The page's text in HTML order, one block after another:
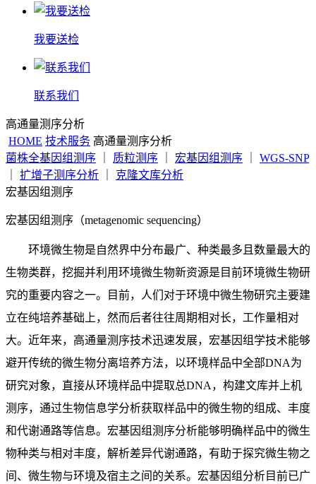
我要送检
联系我们
高通量测序分析
HOME 技术服务 高通量测序分析
菌株全基因组测序
质粒测序 宏基因组测序
WGS-SNP
扩增子测序分析
克隆文库分析
宏基因组测序
宏基因组测序（metagenomic sequencing）
环境微生物是自然界中分布最广、种类最多且数量最大的
生物类群，挖掘并利用环境微生物新资源是目前环境微生物研
究的重要内容之一。目前，人们对于环境中微生物研究主要建
立在纯培养基础上，然而后者往往周期相对长，工作量相对
大。近年来，高通量测序技术迅速发展，宏基因组学技术能够
避开传统的微生物分离培养方法，以环境样品中全部DNA为
研究对象，直接从环境样品中提取总DNA，构建文库并上机
测序，通过生物信息学分析获取样品中的微生物的组成、丰度
和代谢通路等信息。宏基因组测序分析能够明确样品中的微生
物种类与相对丰度，解析差异代谢通路，有助于探究微生物之
间、微生物与环境及宿主之间的关系。宏基因组分析目前已广